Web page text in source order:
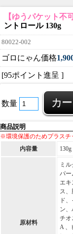
【ゆうパケット不可
ントロール 130g
80022-002
ゴロにゃん価格
[95ポイント進呈 ]
数量
商品説明
※環境保護のためプラスチ
内容量
130g
原材料
ミ
パ
エ
ス
ド
ン
チオ
A 、